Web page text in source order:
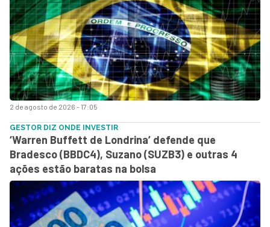
2 de agosto de 2026 - 17:05
GESTOR DIZ ONDE INVESTIR
‘Warren Buffett de Londrina’ defende que
Bradesco (BBDC4), Suzano (SUZB3) e outras 4
ações estão baratas na bolsa